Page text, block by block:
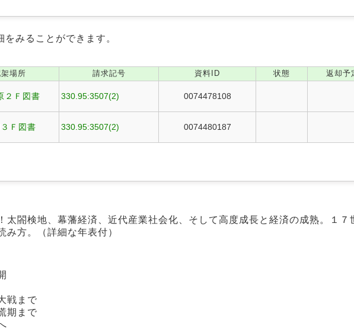
みることができます。
場所 請求記号 資料ID 状態 返却予
２Ｆ図書 330.95:3507(2) 0074478108
Ｆ図書 330.95:3507(2) 0074480187
太閤検地、幕藩経済、近代産業社会化、そして高度成長と経済の成熟。１７
み方。（詳細な年表付）
戦まで
期まで